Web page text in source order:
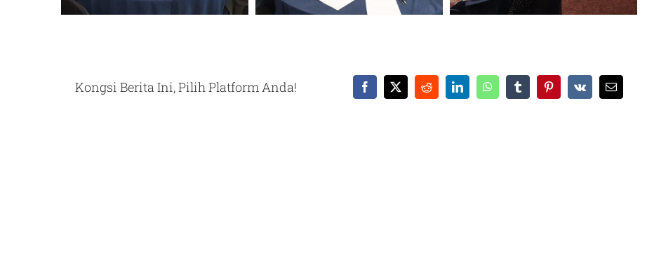
Kongsi Berita Ini, Pilih Platform Anda! Facebook
X RedditLinkedInWhatsAppTumblrPinterest
Vk Email